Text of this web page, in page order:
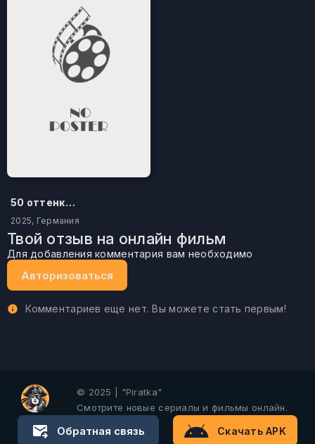
50 оттенков бестселлера
2025, Германия
Твой отзыв на онлайн фильм
Для добавления комментария вам необходимо
Авторизоваться
Комментариев еще нет. Вы можете стать первым!
© 2025 | "Piratka"
Смотрите новые сериалы и фильмы онлайн.
Обратная связь Скачать APK